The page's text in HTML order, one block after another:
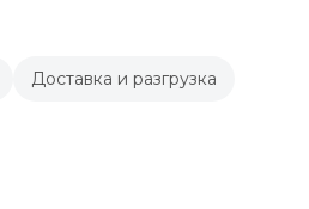
Доставка и разгрузка